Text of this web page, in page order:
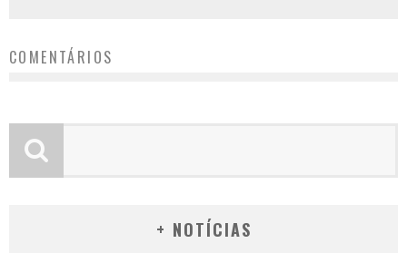
COMENTÁRIOS
+ NOTÍCIAS